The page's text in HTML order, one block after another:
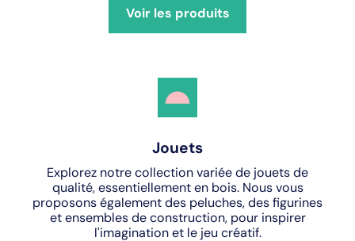
Voir les produits
Jouets
Explorez notre collection variée de jouets de
qualité, essentiellement en bois. Nous vous
proposons également des peluches, des figurines
et ensembles de construction, pour inspirer
l'imagination et le jeu créatif.